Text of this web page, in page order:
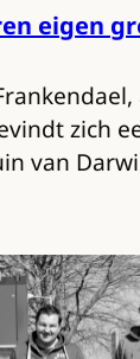
eigen
zich
van